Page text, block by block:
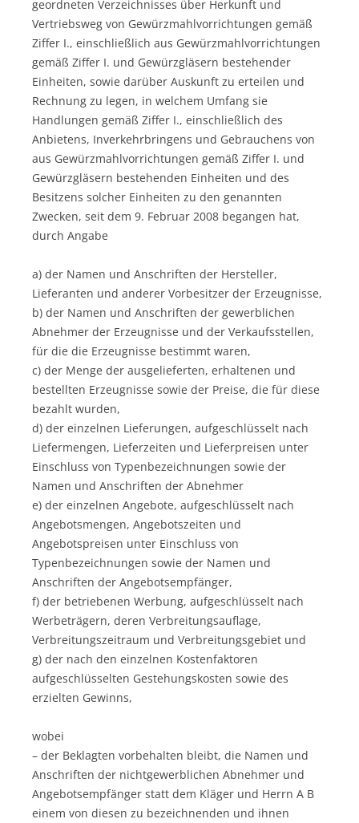
geordneten Verzeichnisses über Herkunft und
Vertriebsweg von Gewürzmahlvorrichtungen gemäß
Ziffer I., einschließlich aus Gewürzmahlvorrichtungen
gemäß Ziffer I. und Gewürzgläsern bestehender
Einheiten, sowie darüber Auskunft zu erteilen und
Rechnung zu legen, in welchem Umfang sie
Handlungen gemäß Ziffer I., einschließlich des
Anbietens, Inverkehrbringens und Gebrauchens von
aus Gewürzmahlvorrichtungen gemäß Ziffer I. und
Gewürzgläsern bestehenden Einheiten und des
Besitzens solcher Einheiten zu den genannten
Zwecken, seit dem 9. Februar 2008 begangen hat,
durch Angabe
a) der Namen und Anschriften der Hersteller,
Lieferanten und anderer Vorbesitzer der Erzeugnisse,
b) der Namen und Anschriften der gewerblichen
Abnehmer der Erzeugnisse und der Verkaufsstellen,
für die die Erzeugnisse bestimmt waren,
c) der Menge der ausgelieferten, erhaltenen und
bestellten Erzeugnisse sowie der Preise, die für diese
bezahlt wurden,
d) der einzelnen Lieferungen, aufgeschlüsselt nach
Liefermengen, Lieferzeiten und Lieferpreisen unter
Einschluss von Typenbezeichnungen sowie der
Namen und Anschriften der Abnehmer
e) der einzelnen Angebote, aufgeschlüsselt nach
Angebotsmengen, Angebotszeiten und
Angebotspreisen unter Einschluss von
Typenbezeichnungen sowie der Namen und
Anschriften der Angebotsempfänger,
f) der betriebenen Werbung, aufgeschlüsselt nach
Werbeträgern, deren Verbreitungsauflage,
Verbreitungszeitraum und Verbreitungsgebiet und
g) der nach den einzelnen Kostenfaktoren
aufgeschlüsselten Gestehungskosten sowie des
erzielten Gewinns,
wobei
– der Beklagten vorbehalten bleibt, die Namen und
Anschriften der nichtgewerblichen Abnehmer und
Angebotsempfänger statt dem Kläger und Herrn A B
einem von diesen zu bezeichnenden und ihnen